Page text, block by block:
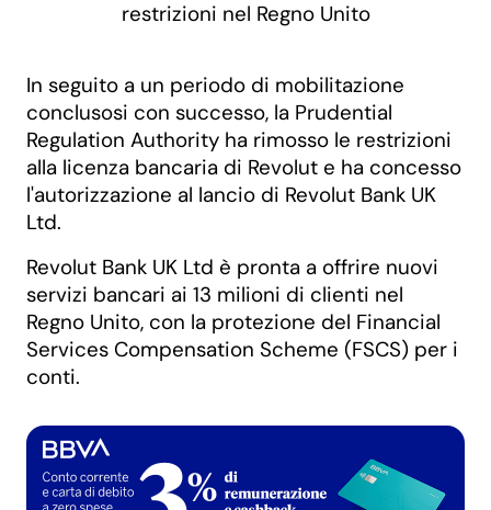
In seguito a un periodo di mobilitazione
conclusosi con successo, la Prudential
Regulation Authority ha rimosso le restrizioni
alla licenza bancaria di Revolut e ha concesso
l'autorizzazione al lancio di Revolut Bank UK
Ltd.
Revolut Bank UK Ltd è pronta a offrire nuovi
servizi bancari ai 13 milioni di clienti nel
Regno Unito, con la protezione del Financial
Services Compensation Scheme (FSCS) per i
conti.